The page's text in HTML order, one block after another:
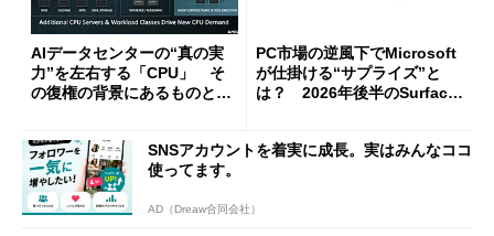
AIデータセンターの“真の実
力”を左右する「CPU」 そ
の復権の背景にあるものと
PC市場の逆風下でMicrosoft
が仕掛ける“サプライズ”と
は？ 2026年後半のSurface
SNSアカウントを着実に成長。実はみんなココ
使ってます。
AD（Dreaw合同会社）